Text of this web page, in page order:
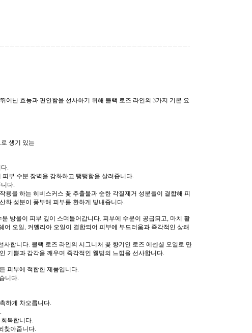
어난 효능과 편안함을 선사하기 위해 블랙 로즈 라인의 3가지 기본 요
생기 있는
.
부 수분 장벽을 강화하고 탱탱함을 살려줍니다.
다.
을 하는 히비스커스 꽃 추출물과 순한 각질제거 성분들이 결합해 피
화 성분이 풍부해 피부를 환하게 빛내줍니다.
방울이 피부 깊이 스며들어갑니다. 피부에 수분이 공급되고, 마치 활
오일, 커멜리아 오일이 결합되어 피부에 부드러움과 즉각적인 상쾌
합니다. 블랙 로즈 라인의 시그니처 꽃 향기인 로즈 에센셜 오일로 만
기쁨과 감각을 깨우며 즉각적인 웰빙의 느낌을 선사합니다.
피부에 적합한 제품입니다.
니다.
하게 차오릅니다.
복합니다.
찾아줍니다.